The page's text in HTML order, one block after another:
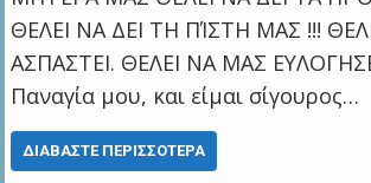
ΘΕΛΕΙ ΝΑ ΔΕΙ ΤΗ ΠΊΣΤΗ ΜΑΣ !!!
ΑΣΠΑΣΤΕΙ. ΘΕΛΕΙ ΝΑ ΜΑΣ
Παναγία μου, και είμαι σίγουρος…
ΔΙΑΒΆΣΤΕ ΠΕΡΙΣΣΌΤΕΡΑ